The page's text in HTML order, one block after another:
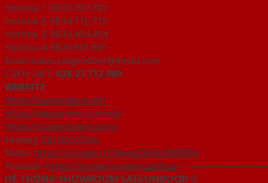
Hotline 1: 0933.707.707
Hotline 2: 0834.715.715
Hotline 3: 0834.494.494
Hotline 4: 0826.901.901
Email:sales.saigondoor@gmail.com
CSKH 24/7: 028.37.712.989
WEBSITE
https://saigondoor.net/
https://saigondoor.com.vn/
https://cuagosaigon.com/
Fanpag: Sài Gòn Door
Maps: https://g.page/r/CRwqgZBiGzBMEBA
Youtube: https://g.page/cuagocuanhua
HỆ THỐNG SHOWROOM SAIGONDOOR ®